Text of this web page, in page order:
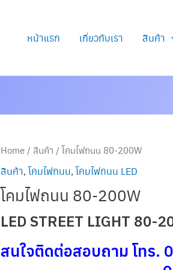
หน้าแรก เกี่ยวกับเรา สินค้า
Home / สินค้า / โคมไฟถนน 80-200W
สินค้า,โคมไฟถนน,โคมไฟถนน LED
โคมไฟถนน 80-200W
LED STREET LIGHT 80-
สนใจติดต่อสอบถาม โทร.